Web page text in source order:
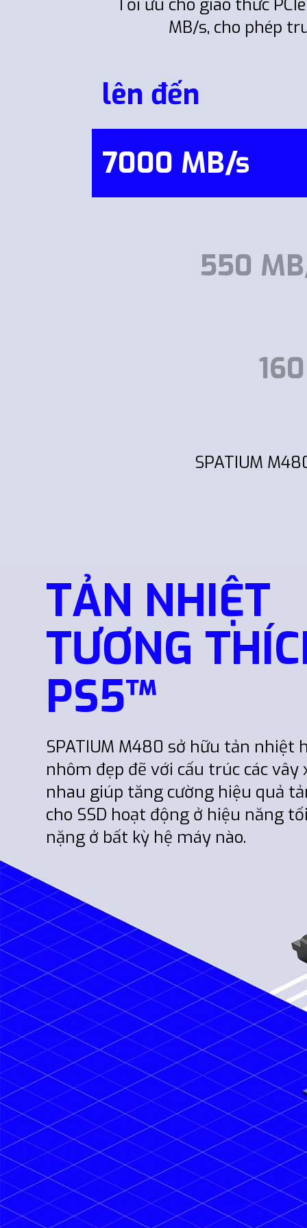
Tối ưu cho giao thức
MB/s, cho phép
lên đến
7000 MB/s
550
SPATIUM
TẢN NHIỆT
TƯƠNG
PS5™
SPATIUM M480 sở hữu tản nhiệt
nhôm đẹp đẽ với cấu trúc các vây
nhau giúp tăng cường hiệu quả
cho SSD hoạt động ở hiệu năng
nặng ở bất kỳ hệ máy nào.